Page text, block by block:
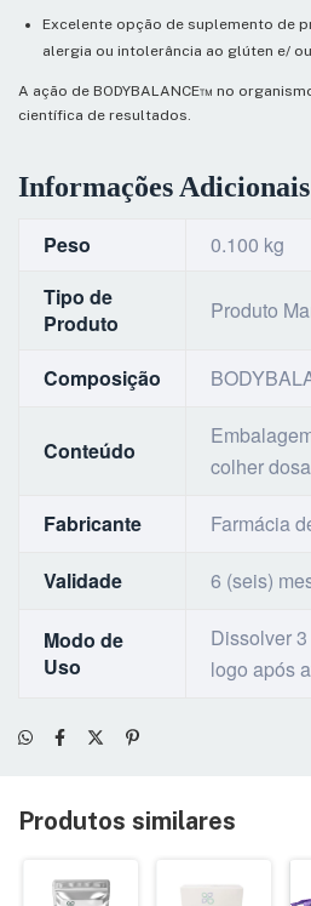
Excelente opção de suplemento de
alergia ou intolerância ao glúten e/
A ação de BODYBALANCE™ no
científica de resultados.
Informações Adicionais
Peso
0.100 kg
Tipo de
Produto
Produto
Composição
Conteúdo
colher
Fabricante Farmácia
Validade 6 (seis)
Modo de
Uso
Dissolver
logo após
Produtos similares